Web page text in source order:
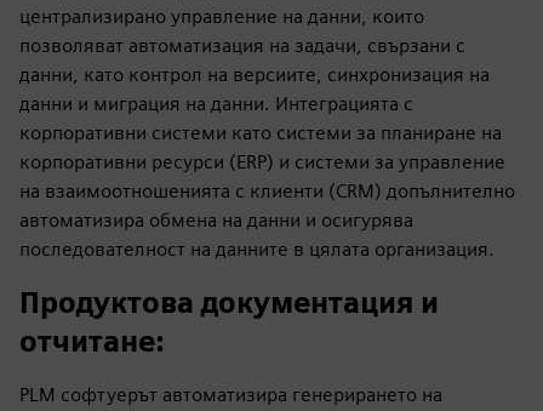
централизирано управление на данни, които
позволяват автоматизация на задачи, свързани с
данни, като контрол на версиите, синхронизация на
данни и миграция на данни. Интеграцията с
корпоративни системи като системи за планиране на
корпоративни ресурси (ERP) и системи за управление
на взаимоотношенията с клиенти (CRM) допълнително
автоматизира обмена на данни и осигурява
последователност на данните в цялата организация.
Продуктова документация и
отчитане:
PLM софтуерът автоматизира генерирането на